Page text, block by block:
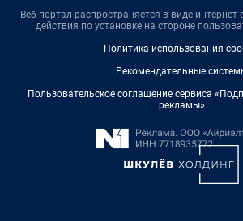
Веб-портал распространяется в виде
действия по установке на стороне
Политика использования
Рекомендательные
Пользовательское соглашение сервиса
рекламы»